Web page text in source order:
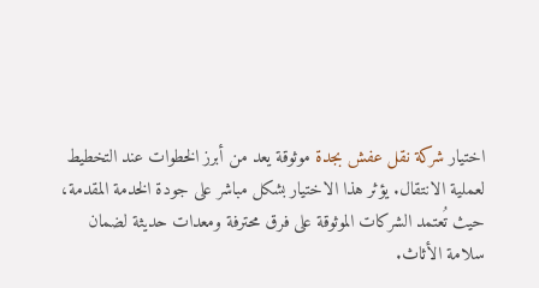
اختيارشركة نقل عفش بجدة موثوقة يعد من أبرز الخطوات عند التخطيط
لعملية الانتقال. يؤثر هذا الاختيار بشكل مباشر على جودة الخدمة المقدمة،
حيث تُعتمد الشركات الموثوقة على فرق محترفة ومعدات حديثة لضمان
سلامة الأثاث.